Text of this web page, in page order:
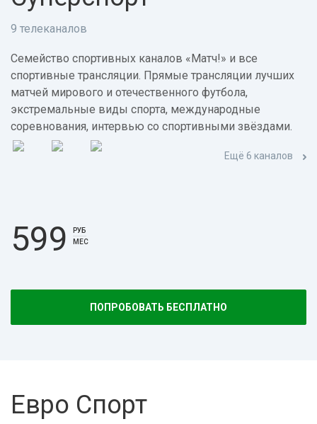
9 телеканалов
Семейство спортивных каналов «Матч!» и все
спортивные трансляции. Прямые трансляции лучших
матчей мирового и отечественного футбола,
экстремальные виды спорта, международные
соревнования, интервью со спортивными звёздами.
Ещё 6 каналов
599
РУБ
МЕС
ПОПРОБОВАТЬ БЕСПЛАТНО
Евро Спорт